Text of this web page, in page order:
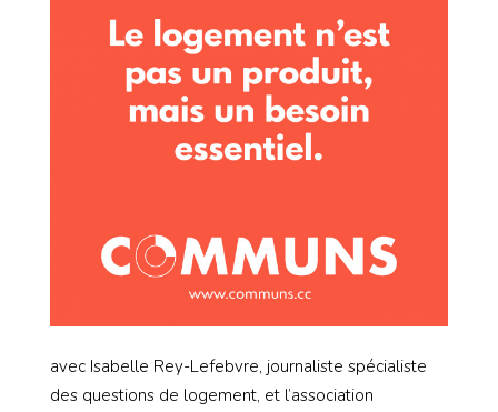
avec Isabelle Rey-Lefebvre, journaliste spécialiste
des questions de logement, et l’association